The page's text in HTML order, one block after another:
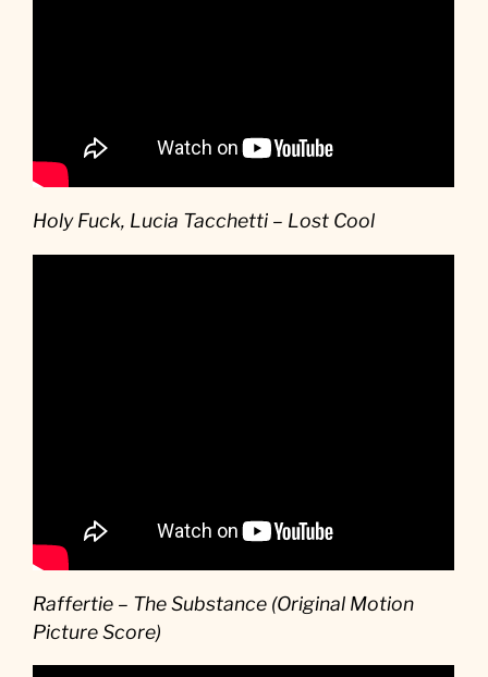
Holy Fuck, Lucia Tacchetti – Lost Cool
Raffertie – The Substance (Original Motion
Picture Score)